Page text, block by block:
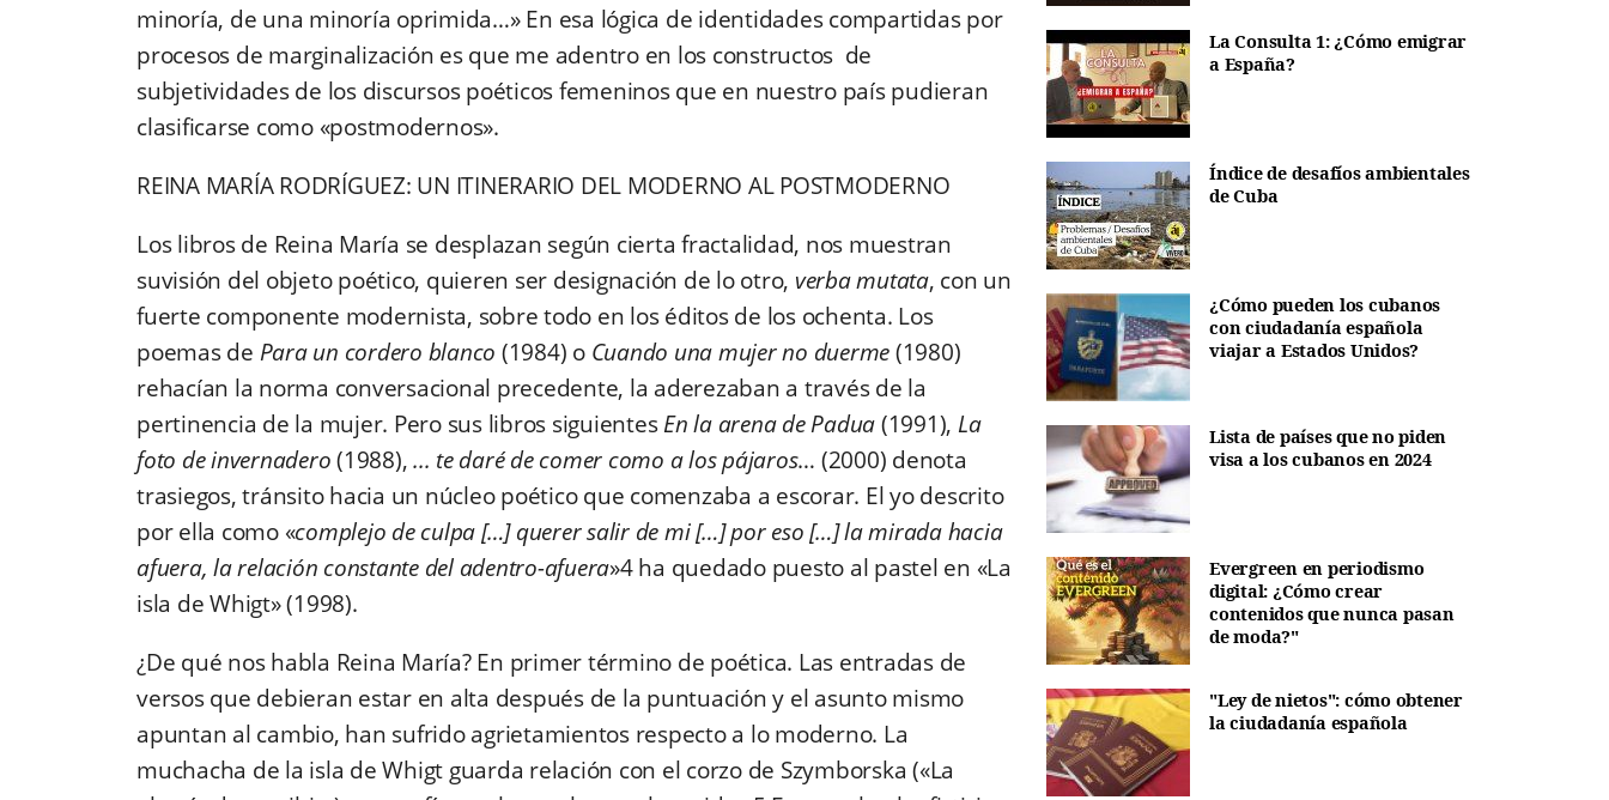
minoría, de una minoría oprimida…» En esa lógica de identidades compartidas por
procesos de marginalización es que me adentro en los constructos de
subjetividades de los discursos poéticos femeninos que en nuestro país pudieran
clasificarse como «postmodernos».
REINA MARÍA RODRÍGUEZ: UN ITINERARIO DEL MODERNO AL POSTMODERNO
Los libros de Reina María se desplazan según cierta fractalidad, nos muestran
suvisión del objeto poético, quieren ser designación de lo otro, verba mutata, con un
fuerte componente modernista, sobre todo en los éditos de los ochenta. Los
poemas de Para un cordero blanco (1984) o Cuando una mujer no duerme(1980)
rehacían la norma conversacional precedente, la aderezaban a través de la
pertinencia de la mujer. Pero sus libros siguientesEn la arena de Padua(1991), La
foto de invernadero(1988),... te daré de comer como a los pájaros… (2000) denota
trasiegos, tránsito hacia un núcleo poético que comenzaba a escorar. El yo descrito
por ella como «complejo de culpa […] querer salir de mi […] por eso […] la mirada hacia
afuera, la relación constante del adentro-afuera»4 ha quedado puesto al pastel en «La
isla de Whigt» (1998).
¿De qué nos habla Reina María? En primer término de poética. Las entradas de
versos que debieran estar en alta después de la puntuación y el asunto mismo
apuntan al cambio, han sufrido agrietamientos respecto a lo moderno. La
muchacha de la isla de Whigt guarda relación con el corzo de Szymborska («La
La Consulta 1: ¿Cómo emigrar
a España?
Índice de desafíos ambientales
de Cuba
¿Cómo pueden los cubanos
con ciudadanía española
viajar a Estados Unidos?
Lista de países que no piden
visa a los cubanos en 2024
Evergreen en periodismo
digital: ¿Cómo crear
contenidos que nunca pasan
de moda?"
"Ley de nietos": cómo obtener
la ciudadanía española